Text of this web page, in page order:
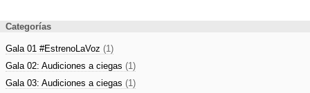
Categorías
Gala 01 #EstrenoLaVoz (1)
Gala 02: Audiciones a ciegas (1)
Gala 03: Audiciones a ciegas (1)